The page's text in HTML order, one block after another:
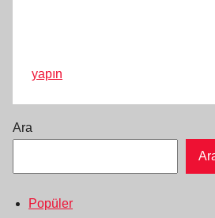
yapın
Ara
Popüler